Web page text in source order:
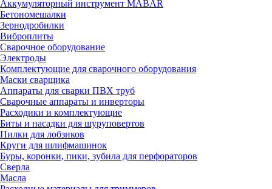
Аккумуляторный инструмент MABAR
Бетономешалки
Зернодробилки
Виброплиты
Сварочное оборудование
Электроды
Комплектующие для сварочного оборудования
Маски сварщика
Аппараты для сварки ПВХ труб
Сварочные аппараты и инверторы
Расходики и комплектующие
Биты и насадки для шуруповертов
Пилки для лобзиков
Круги для шлифмашинок
Буры, коронки, пики, зубила для перфораторов
Сверла
Масла